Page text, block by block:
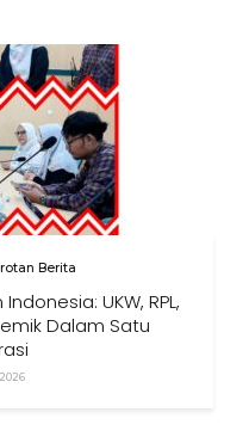
Berita
UKW, RPL,
Dalam Satu